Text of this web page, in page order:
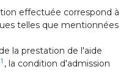
effectuée correspond à
telles que mentionnées
la prestation de l'aide
1 , la condition d'admission